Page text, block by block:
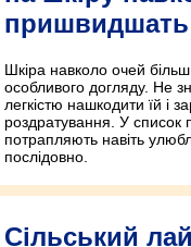
Шкіра навколо очей
особливого догляду. Не
легкістю нашкодити їй і
роздратування. У список
потрапляють навіть
послідовно.
Сільський